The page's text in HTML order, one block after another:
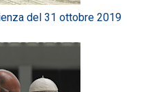
del 31 ottobre 2019